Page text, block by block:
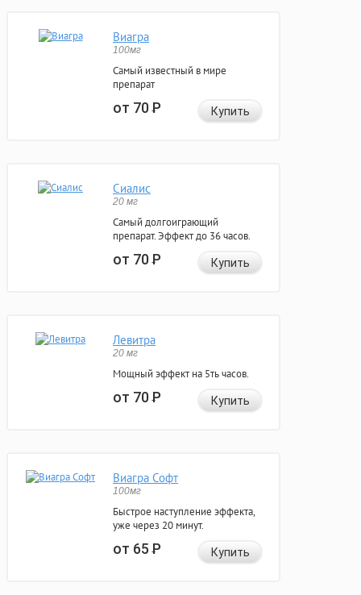
Виагра
100мг
Самый известный в мире
препарат
от 70Р Купить
Сиалис
20 мг
Самый долгоиграющий
препарат. Эффект до 36 часов.
от 70Р Купить
Левитра
20 мг
Мощный эффект на 5ть часов.
от 70Р Купить
Виагра Софт
100мг
Быстрое наступление эффекта,
уже через 20 минут.
от 65Р Купить